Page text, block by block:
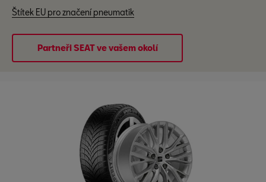
Štítek EU pro značení pneumatik
Partneři SEAT ve vašem okolí